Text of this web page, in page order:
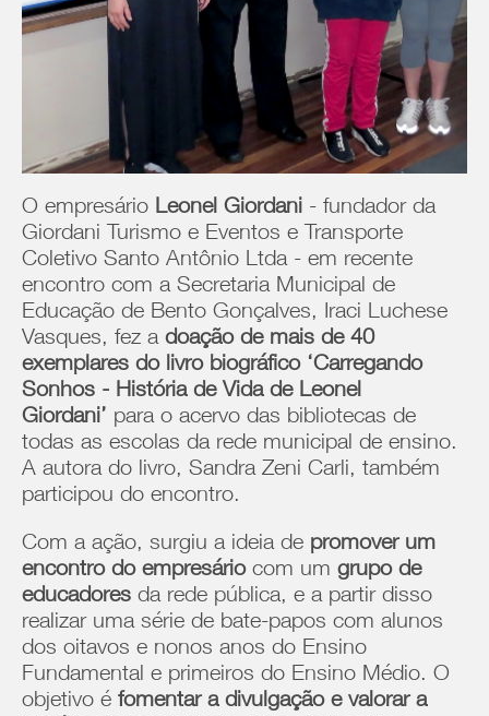
O empresário Leonel Giordani - fundador da
Giordani Turismo e Eventos e Transporte
Coletivo Santo Antônio Ltda - em recente
encontro com a Secretaria Municipal de
Educação de Bento Gonçalves, Iraci Luchese
Vasques, fez a doação de mais de 40
exemplares do livro biográfico ‘Carregando
Sonhos - História de Vida de Leonel
Giordani’ para o acervo das bibliotecas de
todas as escolas da rede municipal de ensino.
A autora do livro, Sandra Zeni Carli, também
participou do encontro.
Com a ação, surgiu a ideia de promover um
encontro do empresáriocom um grupo de
educadores da rede pública, e a partir disso
realizar uma série de bate-papos com alunos
dos oitavos e nonos anos do Ensino
Fundamental e primeiros do Ensino Médio. O
objetivo é fomentar a divulgação e valorar a